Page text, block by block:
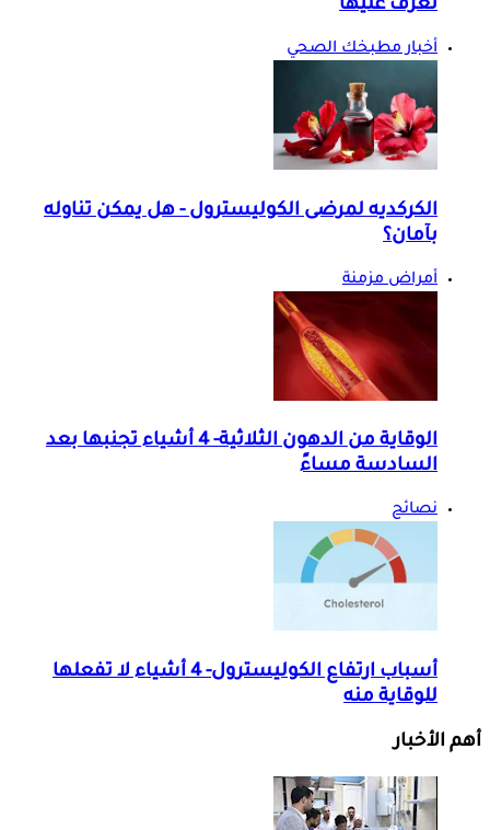
تعرف عليها
أخبار مطبخك الصحي
الكركديه لمرضى الكوليسترول - هل يمكن تناوله
بآمان؟
أمراض مزمنة
الوقاية من الدهون الثلاثية- 4 أشياء تجنبها بعد
السادسة مساءً
نصائح
أسباب ارتفاع الكوليسترول- 4 أشياء لا تفعلها
للوقاية منه
أهم الأخبار